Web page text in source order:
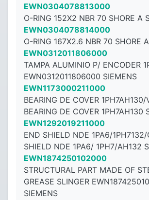
EWN0304078813000
O-RING 152X2 NBR 70 SHORE A
EWN0304078814000
O-RING 167X2.6 NBR 70 SHORE
EWN0312011806000
TAMPA ALUMINIO P/ ENCODER
EWN0312011806000 SIEMENS
EWN1173000211000
BEARING DE COVER 1PH7AH130/
BEARING DE COVER 1PH7AH130
EWN1292019211000
END SHIELD NDE 1PA6/1PH7132/
SHIELD NDE 1PA6/ 1PH7/AH132
EWN1874250102000
STRUCTURAL PART MADE OF
GREASE SLINGER
SIEMENS